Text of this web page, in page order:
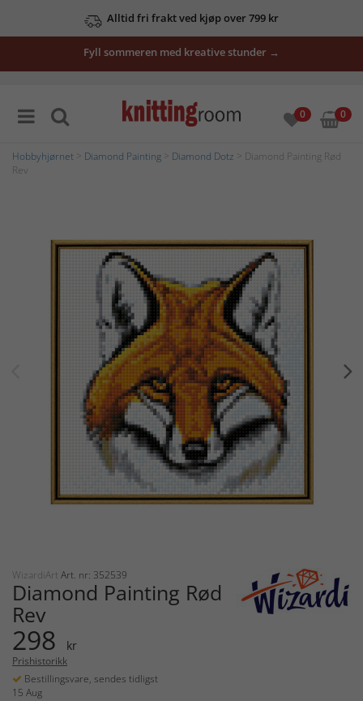
Alltid fri frakt ved kjøp over 799 kr
Fyll sommeren med kreative stunder →
0 0
Hobbyhjørnet Diamond Painting Diamond Dotz > Diamond Painting Rød
Rev
WizardiArt Art. nr: 352539
Diamond Painting Rød
Rev
298 kr
Prishistorikk
Bestillingsvare, sendes tidligst
15 Aug